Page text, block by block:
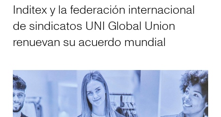
Inditex y la federación internacional
de sindicatos UNI Global Union
renuevan su acuerdo mundial